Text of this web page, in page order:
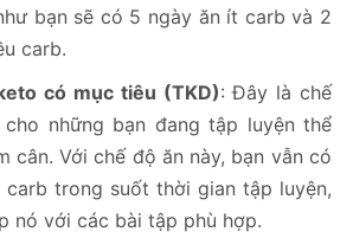
bạn sẽ có 5 ngày ăn ít carb và 2
carb.
có mục tiêu (TKD): Đây là chế
những bạn đang tập luyện thể
cân. Với chế độ ăn này, bạn vẫn có
carb trong suốt thời gian tập luyện,
nó với các bài tập phù hợp.